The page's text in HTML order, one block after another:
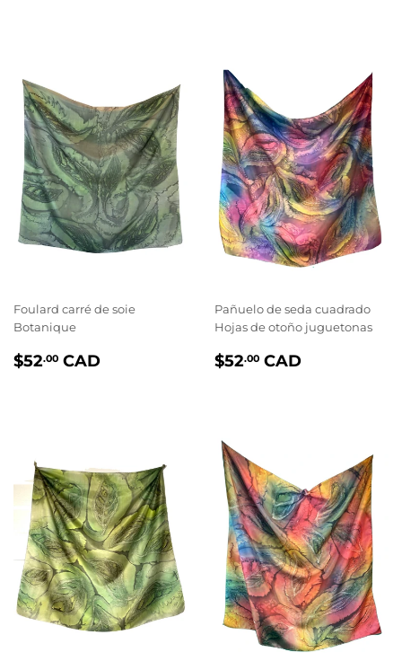
Foulard carré de soie
Botanique
PRIX
$52.00 CAD
Pañuelo de seda cuadrado
Hojas de otoño juguetonas
PRIX
$52.00 CAD